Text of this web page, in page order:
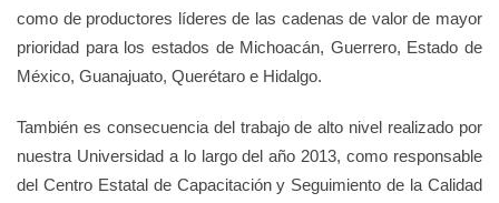
como de productores líderes de las cadenas de valor de mayor
prioridad para los estados de Michoacán, Guerrero, Estado de
México, Guanajuato, Querétaro e Hidalgo.
También es consecuencia del trabajo de alto nivel realizado por
nuestra Universidad a lo largo del año 2013, como responsable
del Centro Estatal de Capacitación y Seguimiento de la Calidad